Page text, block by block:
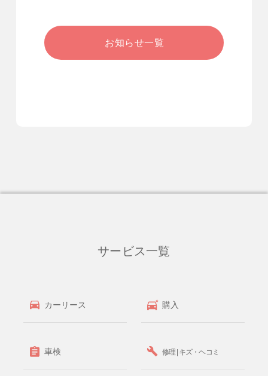
お知らせ一覧
サービス一覧
カーリース 購入
車検 修理 | キズ・ヘコミ